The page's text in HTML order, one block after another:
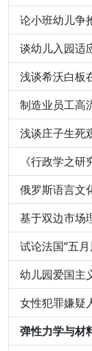
论小班幼儿争
谈幼儿入园适
浅谈希沃白板
制造业员工高
浅谈庄子生死
《行政学之
俄罗斯语言文
基于双边市场
试论法国“五
幼儿园爱国主
女性犯罪嫌疑
弹性力学与材